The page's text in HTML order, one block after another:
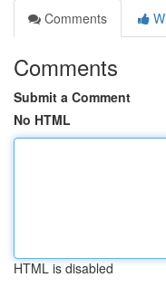
Comments
Comments
Submit a Comment
No HTML
HTML is disabled